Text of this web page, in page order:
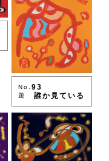
No.93
題 誰か見ている